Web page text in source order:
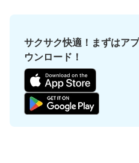
保管できる荷物数
大:6/ ¥1400中:6/ ¥1000
支払い方法
現金, ICカード
サクサク快適！まずはア
ウンロード！